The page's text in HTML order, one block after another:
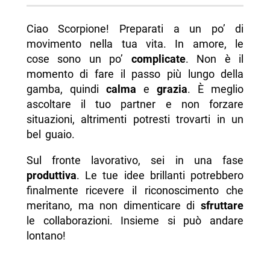
Ciao Scorpione! Preparati a un po’ di
movimento nella tua vita. In amore, le
cose sono un po’ complicate. Non è il
momento di fare il passo più lungo della
gamba, quindi calma egrazia. È meglio
ascoltare il tuo partner e non forzare
situazioni, altrimenti potresti trovarti in un
bel guaio.
Sul fronte lavorativo, sei in una fase
produttiva. Le tue idee brillanti potrebbero
finalmente ricevere il riconoscimento che
meritano, ma non dimenticare disfruttare
le collaborazioni. Insieme si può andare
lontano!